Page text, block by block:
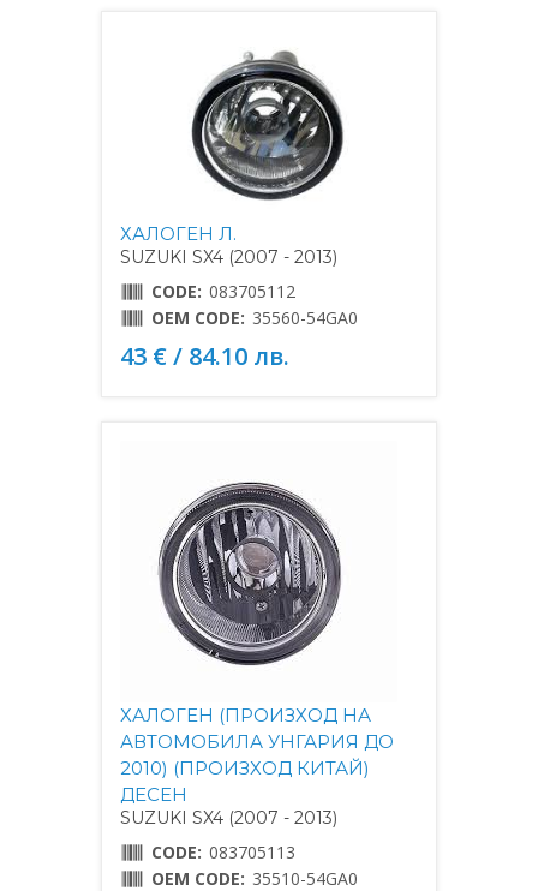
ХАЛОГЕН Л.
SUZUKI SX4 (2007 - 2013)
CODE: 083705112
OEM CODE: 35560-54GA0
43 € / 84.10 лв.
ХАЛОГЕН (ПРОИЗХОД НА
АВТОМОБИЛА УНГАРИЯ ДО
2010) (ПРОИЗХОД КИТАЙ)
ДЕСЕН
SUZUKI SX4 (2007 - 2013)
CODE: 083705113
OEM CODE: 35510-54GA0